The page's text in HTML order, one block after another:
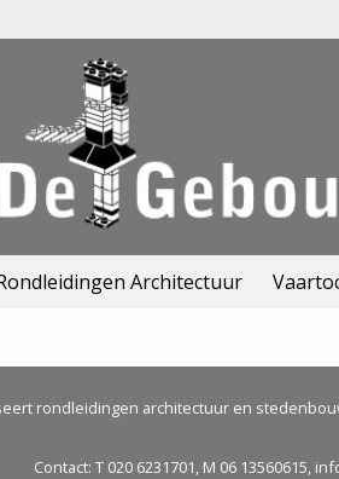
Architectuur
rondleidingen architectuur en
Contact: T 020 6231701, M 06 13560615,